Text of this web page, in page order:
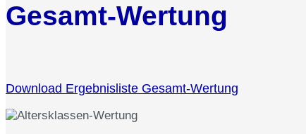
Gesamt-Wertung
Download Ergebnisliste Gesamt-Wertung